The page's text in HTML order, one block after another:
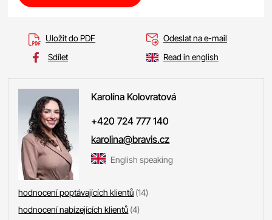
Uložit do PDF
Odeslat na e-mail
Sdílet
Read in english
Karolína Kolovratová
+420 724 777 140
karolina@bravis.cz
English speaking
hodnocení poptávajících klientů (14)
hodnocení nabízejících klientů (4)